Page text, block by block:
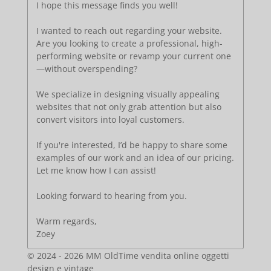
I hope this message finds you well!
I wanted to reach out regarding your website.
Are you looking to create a professional, high-
performing website or revamp your current one
—without overspending?
We specialize in designing visually appealing
websites that not only grab attention but also
convert visitors into loyal customers.
If you're interested, I’d be happy to share some
examples of our work and an idea of our pricing.
Let me know how I can assist!
Looking forward to hearing from you.
Warm regards,
Zoey
© 2024 - 2026 MM OldTime vendita online oggetti
design e vintage